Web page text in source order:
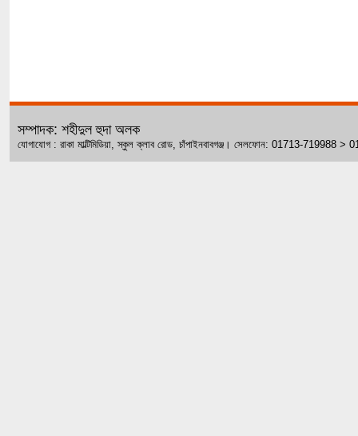
সম্পাদক: শহীদুল হুদা অলক
যোগাযোগ : রাকা মাল্টিমিডিয়া, স্কুল ক্লাব রোড, চাঁপাইনবাবগঞ্জ। সেলফোন: 01713-